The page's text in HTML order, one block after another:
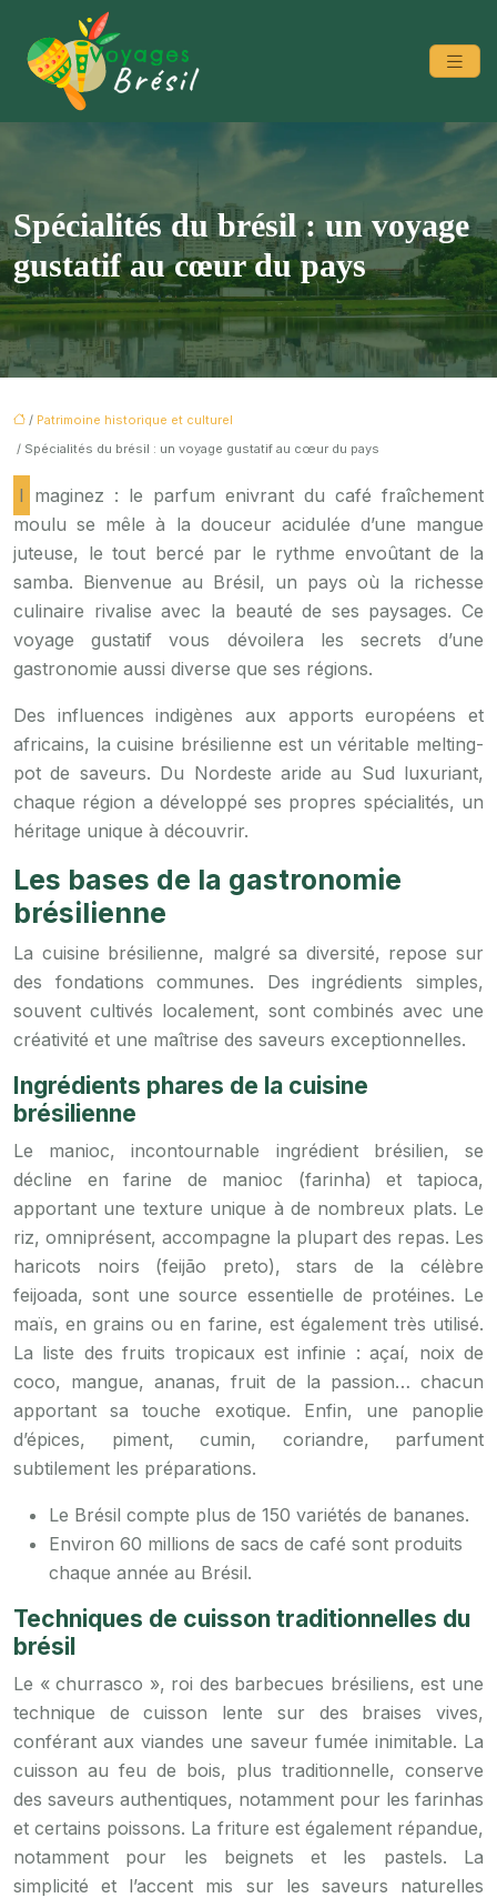
Spécialités du brésil : un voyage
gustatif au cœur du pays
/ Patrimoine historique et culturel
/ Spécialités du brésil : un voyage gustatif au cœur du pays
Imaginez : le parfum enivrant du café fraîchement
moulu se mêle à la douceur acidulée d’une mangue
juteuse, le tout bercé par le rythme envoûtant de la
samba. Bienvenue au Brésil, un pays où la richesse
culinaire rivalise avec la beauté de ses paysages. Ce
voyage gustatif vous dévoilera les secrets d’une
gastronomie aussi diverse que ses régions.
Des influences indigènes aux apports européens et
africains, la cuisine brésilienne est un véritable melting-
pot de saveurs. Du Nordeste aride au Sud luxuriant,
chaque région a développé ses propres spécialités, un
héritage unique à découvrir.
Les bases de la gastronomie
brésilienne
La cuisine brésilienne, malgré sa diversité, repose sur
des fondations communes. Des ingrédients simples,
souvent cultivés localement, sont combinés avec une
créativité et une maîtrise des saveurs exceptionnelles.
Ingrédients phares de la cuisine
brésilienne
Le manioc, incontournable ingrédient brésilien, se
décline en farine de manioc (farinha) et tapioca,
apportant une texture unique à de nombreux plats. Le
riz, omniprésent, accompagne la plupart des repas. Les
haricots noirs (feijão preto), stars de la célèbre
feijoada, sont une source essentielle de protéines. Le
maïs, en grains ou en farine, est également très utilisé.
La liste des fruits tropicaux est infinie : açaí, noix de
coco, mangue, ananas, fruit de la passion… chacun
apportant sa touche exotique. Enfin, une panoplie
d’épices, piment, cumin, coriandre, parfument
subtilement les préparations.
Le Brésil compte plus de 150 variétés de bananes.
Environ 60 millions de sacs de café sont produits
chaque année au Brésil.
Techniques de cuisson traditionnelles du
brésil
Le « churrasco », roi des barbecues brésiliens, est une
technique de cuisson lente sur des braises vives,
conférant aux viandes une saveur fumée inimitable. La
cuisson au feu de bois, plus traditionnelle, conserve
des saveurs authentiques, notamment pour les farinhas
et certains poissons. La friture est également répandue,
notamment pour les beignets et les pastels. La
simplicité et l’accent mis sur les saveurs naturelles